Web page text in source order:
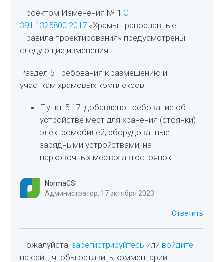
Проектом Изменения № 1 СП
391.1325800.2017 «Храмы православные.
Правила проектирования» предусмотрены
следующие изменения:
Раздел 5 Требования к размещению и
участкам храмовых комплексов
Пункт 5.17: добавлено требование об
устройстве мест для хранения (стоянки)
электромобилей, оборудованные
зарядными устройствами, на
парковочных местах автостоянок.
NormaCS
Администратор, 17 октября 2023
Ответить
Пожалуйста,зарегистрируйтесь или войдите
на сайт, чтобы оставить комментарий.